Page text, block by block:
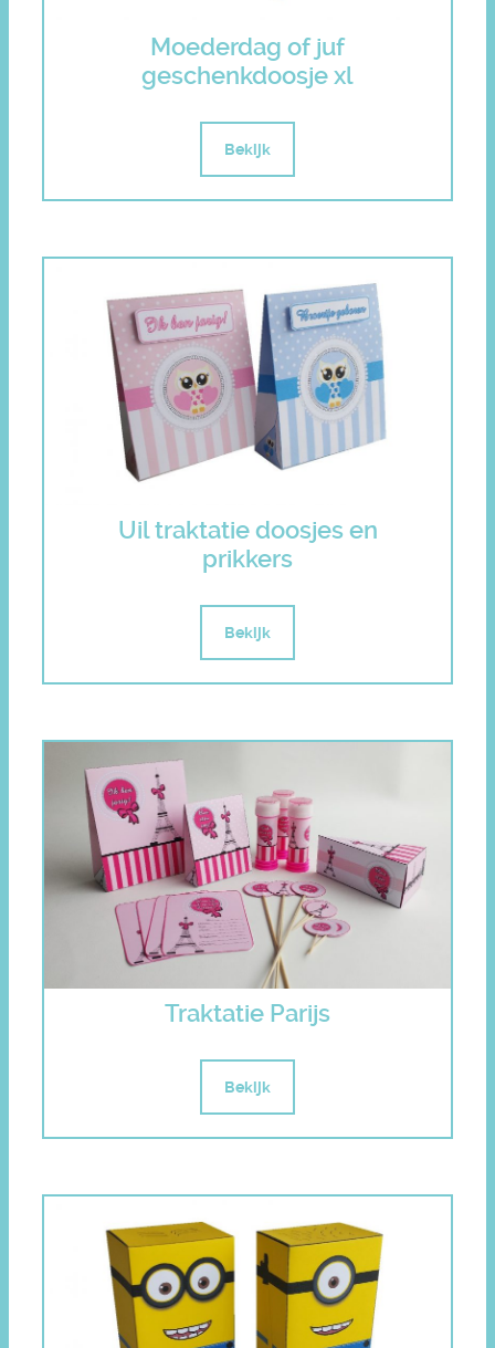
Moederdag of juf
geschenkdoosje xl
Bekijk
Uil traktatie doosjes en
prikkers
Bekijk
Traktatie Parijs
Bekijk